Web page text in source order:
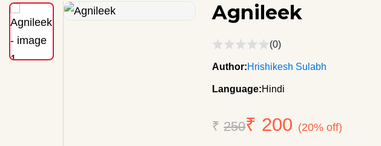
Agnileek
(0)
Author:Hrishikesh Sulabh
Language:Hindi
₹250₹ 200 (20% off)